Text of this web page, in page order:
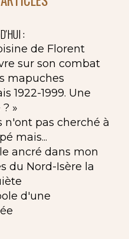
:
de Florent
sur son combat
mapuches
1922-1999. Une
»
n'ont pas cherché à
mais...
ancré dans mon
du Nord-Isère la
d'une